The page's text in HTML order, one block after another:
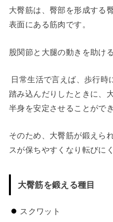
大臀筋は、臀部を形成する
表面にある筋肉です。
股関節と大腿の動きを助け
日常生活で言えば、歩行時
踏み込んだりしたときに、
半身を安定させることがで
そのため、大臀筋が鍛えら
スが保ちやすくなり転びに
大臀筋を鍛える種目
スクワット